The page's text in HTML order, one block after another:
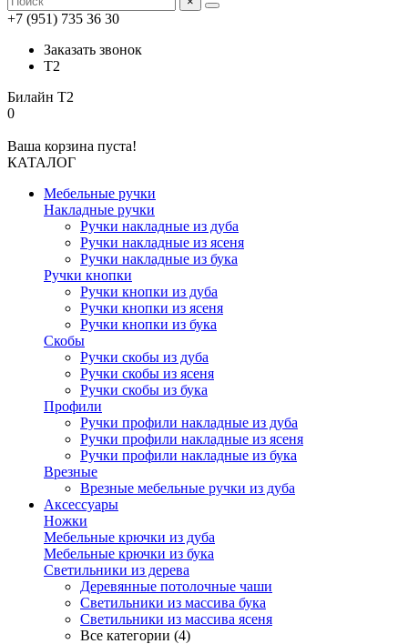
+7 (951) 735 36 30
Заказать звонок
Т2
Билайн Т2
0
Ваша корзина пуста!
КАТАЛОГ
Мебельные ручки
Накладные ручки
Ручки накладные из дуба
Ручки накладные из ясеня
Ручки накладные из бука
Ручки кнопки
Ручки кнопки из дуба
Ручки кнопки из ясеня
Ручки кнопки из бука
Скобы
Ручки скобы из дуба
Ручки скобы из ясеня
Ручки скобы из бука
Профили
Ручки профили накладные из дуба
Ручки профили накладные из ясеня
Ручки профили накладные из бука
Врезные
Врезные мебельные ручки из дуба
Аксессуары
Ножки
Мебельные крючки из дуба
Мебельные крючки из бука
Светильники из дерева
Деревянные потолочные чаши
Светильники из массива бука
Светильники из массива ясеня
Все категории (4)